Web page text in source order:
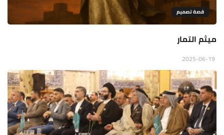
قصة تصميم
ميثم التمار